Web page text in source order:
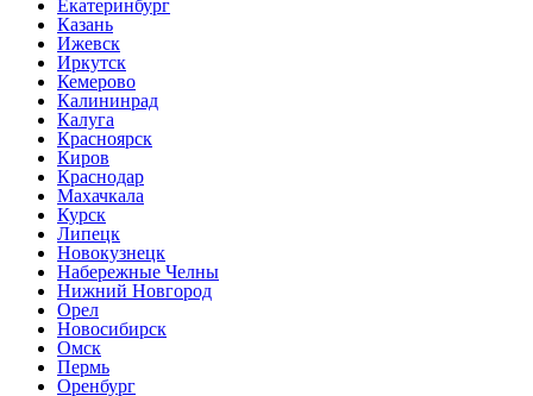
Екатеринбург
Казань
Ижевск
Иркутск
Кемерово
Калининрад
Калуга
Красноярск
Киров
Краснодар
Махачкала
Курск
Липецк
Новокузнецк
Набережные Челны
Нижний Новгород
Орел
Новосибирск
Омск
Пермь
Оренбург